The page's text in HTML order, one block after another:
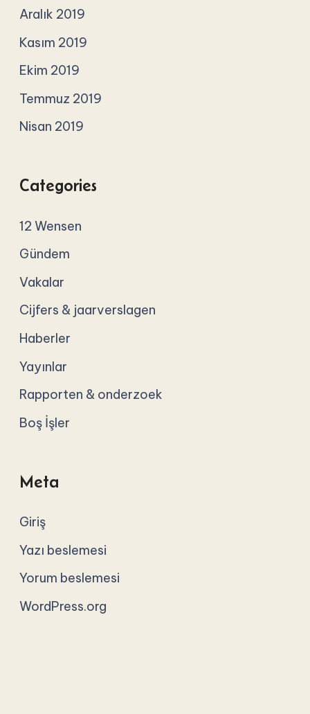
Aralık 2019
Kasım 2019
Ekim 2019
Temmuz 2019
Nisan 2019
Categories
12 Wensen
Gündem
Vakalar
Cijfers & jaarverslagen
Haberler
Yayınlar
Rapporten & onderzoek
Boş İşler
Meta
Giriş
Yazı beslemesi
Yorum beslemesi
WordPress.org